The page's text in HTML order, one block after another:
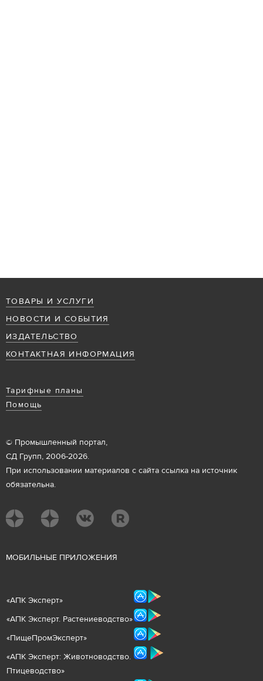
ТОВАРЫ И УСЛУГИ
НОВОСТИ И СОБЫТИЯ
ИЗДАТЕЛЬСТВО
КОНТАКТНАЯ ИНФОРМАЦИЯ
Тарифные планы
Помощь
© Промышленный портал,
СД Групп, 2006-2026.
При использовании материалов с сайта ссылка на источник
обязательна.
МОБИЛЬНЫЕ ПРИЛОЖЕНИЯ
«АПК Эксперт»
«АПК Эксперт. Растениеводство»
«ПищеПромЭксперт»
«АПК Эксперт: Животноводство.
Птицеводство»